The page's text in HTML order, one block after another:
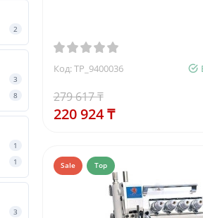
2
3
8
1
1
3
Код: TP_9400036
279 617 ₸
220 924 ₸
Sale Top